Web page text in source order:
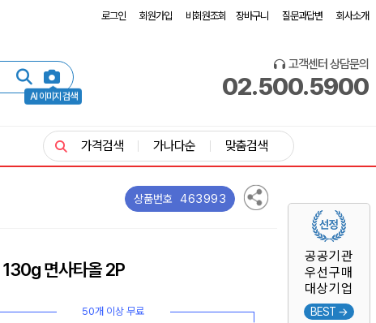
로그인 회원가입 비회원조회 장바구니 질문과답변 회사소개
AI 이미지 검색
고객센터 상담문의
02.500.5900
공공기관
우선구매
대상기업
BEST →
가격검색 가나다순 맞춤검색
상품번호 463993
면사타올 2P
50개 이상 무료